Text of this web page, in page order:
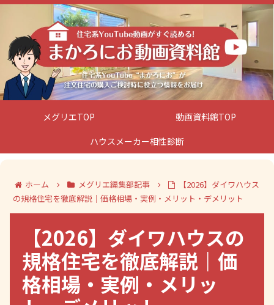
メグリエTOP
動画資料館TOP
ハウスメーカー相性診断
ホーム メグリエ編集部記事
【2026】ダイワハウス
の規格住宅を徹底解説｜価格相場・実例・メリット・デメリット
【2026】ダイワハウスの
規格住宅を徹底解説｜価
格相場・実例・メリッ